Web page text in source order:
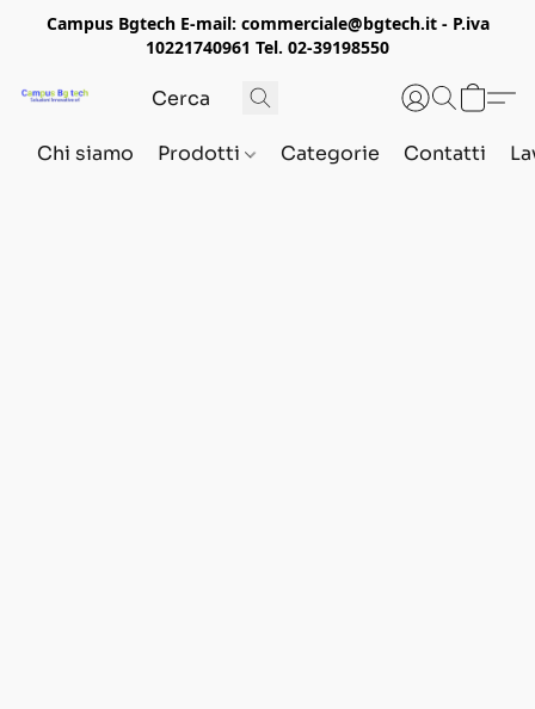
Campus Bgtech E-mail: commerciale@bgtech.it - P.iva
10221740961 Tel. 02-39198550
Chi siamo Prodotti Categorie Contatti